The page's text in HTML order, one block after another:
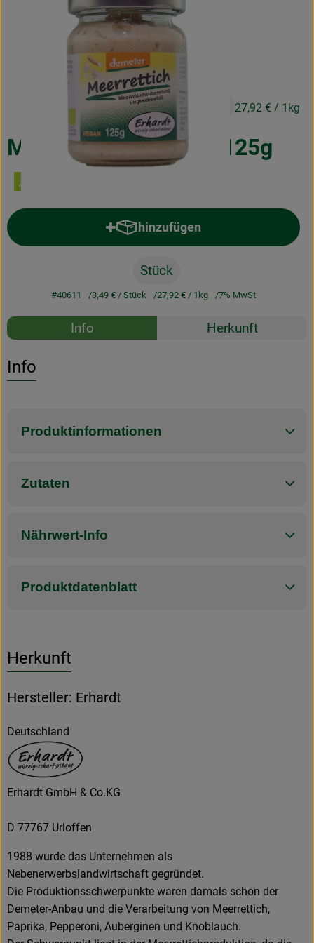
Obst & Gemüse
Drogerie & Diverses
Infos
Meerrettich Demeter 125g
3,49 € 27,92 € / 1kg
hinzufügen
Produkt zum Warenkorb
Stück
#40611 3,49 € / Stück 27,92 € / 1kg 7% MwSt
Rezepte
Info Herkunft
Info
Produktinformationen
Zutaten
Nährwert-Info
Produktdatenblatt
Herkunft
Hersteller: Erhardt
Deutschland
Erhardt GmbH & Co.KG
D 77767 Urloffen
1988 wurde das Unternehmen als
Nebenerwerbslandwirtschaft gegründet.
Die Produktionsschwerpunkte waren damals schon der
Demeter-Anbau und die Verarbeitung von Meerrettich,
Paprika, Pepperoni, Auberginen und Knoblauch.